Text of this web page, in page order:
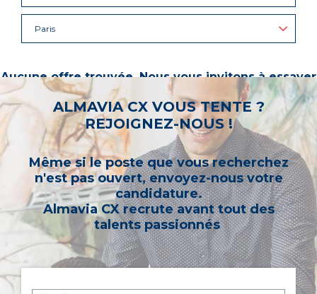
Paris
Aucune offre trouvée. Nous vous invitons à essayer
d’autres mots-clés ou à sélectionner un « métier ».
ALMAVIA CX VOUS TENTE ?
REJOIGNEZ-NOUS !
Même si le poste que vous recherchez
n'est pas ouvert, envoyez-nous votre
candidature.
Almavia CX recrute avant tout des
talents passionnés